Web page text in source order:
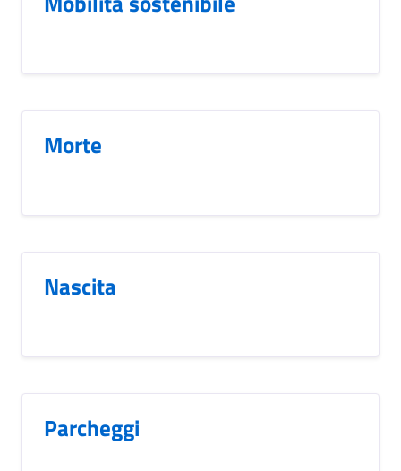
Morte
Nascita
Parcheggi